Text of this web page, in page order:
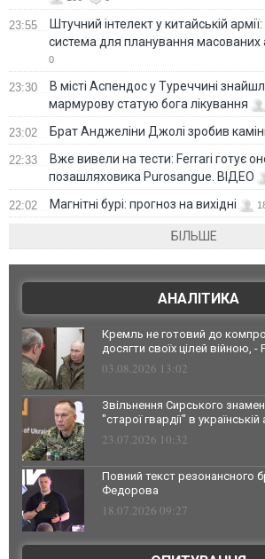
23:55
Штучний інтелект у китайській
система для планування масованих
0
23:30
В місті Аспендос у Туреччині
мармурову статую бога лікування
23:02 Брат Анджеліни Джолі зробив
22:33
Вже вивели на тести: Ferrari готує
позашляховика Purosangue. ВІДЕО
22:02 Магнітні бурі: прогноз на вихідні
БІЛЬШЕ
АНАЛІТИКА
Кремль не готовий до
досягти своїх цілей війною,
03.08.2026 13:02
Звільнення Сирського
"старої гвардії" в українській
23.07.2026 10:32
Повний текст резонансного
Федорова
18.07.2026 09:27